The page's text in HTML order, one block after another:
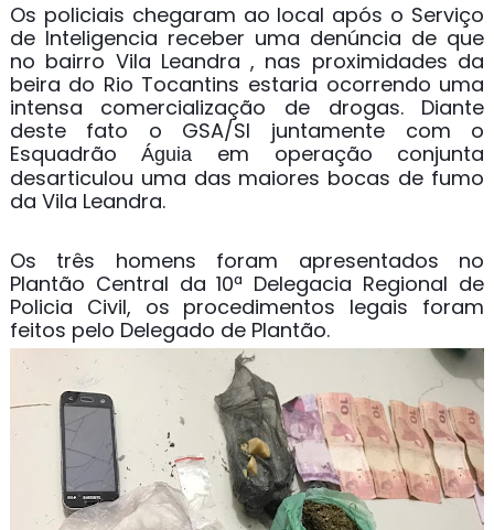
Os policiais chegaram ao local após o Serviço
de Inteligencia receber uma denúncia de que
no bairro Vila Leandra , nas proximidades da
beira do Rio Tocantins estaria ocorrendo uma
intensa comercialização de drogas. Diante
deste fato o GSA/SI juntamente com o
EsquadrãoÁguia
em operação conjunta
desarticulou uma das maiores bocas de fumo
da Vila Leandra.
Os três homens foram apresentados no
Plantão Central da 10ª Delegacia Regional de
Policia Civil, os procedimentos legais foram
feitos pelo Delegado de Plantão.